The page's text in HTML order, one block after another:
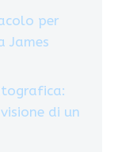
per
James
di un